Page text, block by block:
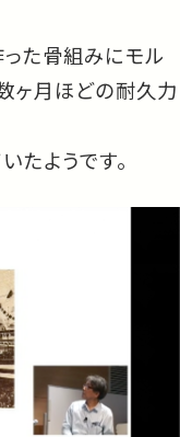
た骨組みにモル
ヶ月ほどの耐久力
たようです。